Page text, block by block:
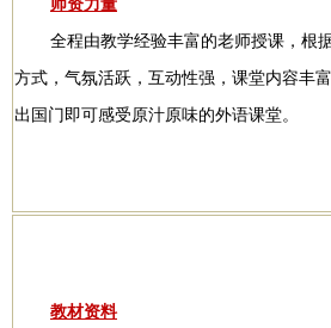
师资力量
全程由教学经验丰富的老师授课，根
方式，气氛活跃，互动性强，课堂内容丰
出国门即可感受原汁原味的外语课堂。
教材资料